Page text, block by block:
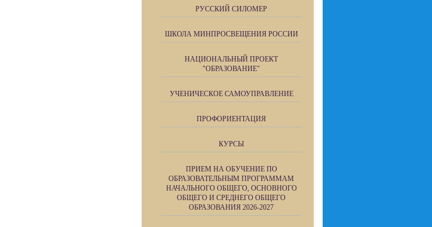
РУССКИЙ СИЛОМЕР
ШКОЛА МИНПРОСВЕЩЕНИЯ РОССИИ
НАЦИОНАЛЬНЫЙ ПРОЕКТ
"ОБРАЗОВАНИЕ"
УЧЕНИЧЕСКОЕ САМОУПРАВЛЕНИЕ
ПРОФОРИЕНТАЦИЯ
КУРСЫ
ПРИЕМ НА ОБУЧЕНИЕ ПО
ОБРАЗОВАТЕЛЬНЫМ ПРОГРАММАМ
НАЧАЛЬНОГО ОБЩЕГО, ОСНОВНОГО
ОБЩЕГО И СРЕДНЕГО ОБЩЕГО
ОБРАЗОВАНИЯ 2026-2027